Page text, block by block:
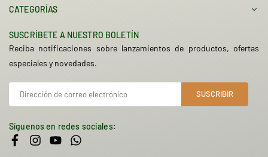
CATEGORÍAS
SUSCRÍBETE A NUESTRO BOLETÍN
Reciba notificaciones sobre lanzamientos de productos, ofertas
especiales y novedades.
SUSCRIBIR
Síguenos en redes sociales:
FacebookInstagram
YouTube